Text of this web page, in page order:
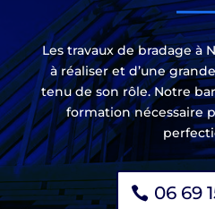
Les travaux de bradage à
à réaliser et d’une
tenu de son rôle. Notre
formation nécessaire
06 69